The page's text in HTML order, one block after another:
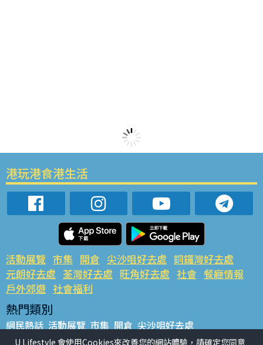
港玩港食港生活
活動展覽 市集 開倉 尖沙咀好去處 銅鑼灣好去處
元朗好去處 荃灣好去處 旺角好去處 社會 餐廳情報
戶外郊遊 社會福利
熱門類別
網民熱話 活動展覽 市集 開倉 尖沙咀好去處
銅鑼灣好去處 元朗好去處 荃灣好去處 旺角好去處 社會
U Lifestyle 會使用Cookies來改善您的網站體驗，請確定您同意